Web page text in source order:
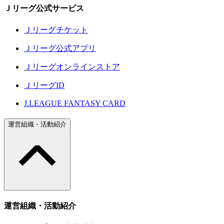
Ｊリーグ公式サービス
Ｊリーグチケット
Ｊリーグ公式アプリ
Ｊリーグオンラインストア
ＪリーグID
J.LEAGUE FANTASY CARD
運営組織・活動紹介
運営組織・活動紹介